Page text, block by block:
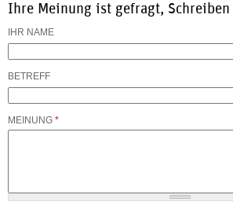
Ihre Meinung ist gefragt, Schreiben
IHR NAME
BETREFF
MEINUNG *